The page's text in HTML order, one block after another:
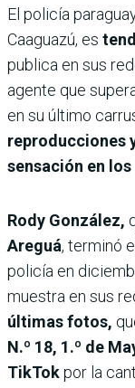
El policía
Caaguazú, es
publica en sus
agente que
en su último
reproducciones
sensación en
Rody González,
Areguá, terminó
policía en
muestra en sus
últimas fotos,
N.º 18, 1.º de
TikTokpor la